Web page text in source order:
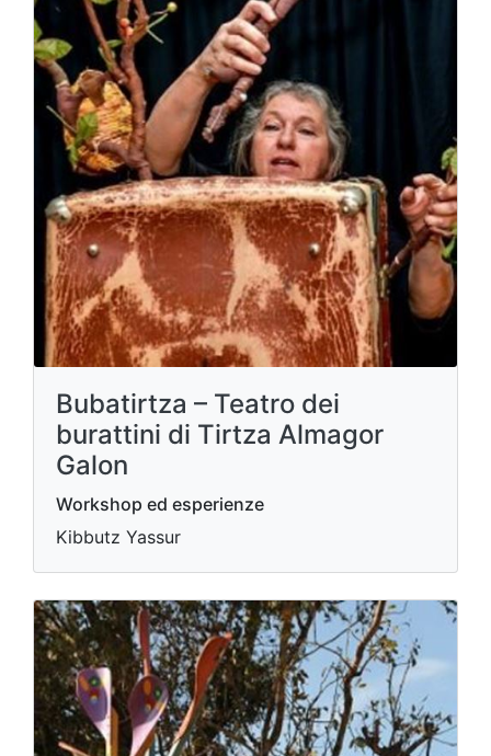
Bubatirtza – Teatro dei
burattini di Tirtza Almagor
Galon
Workshop ed esperienze
Kibbutz Yassur